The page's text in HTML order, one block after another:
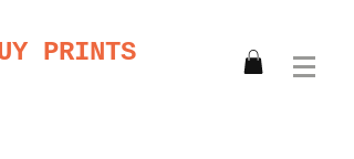
PRINTS